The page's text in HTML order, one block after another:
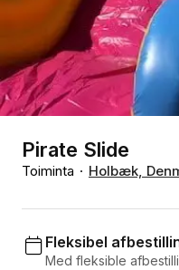
Pirate Slide
Toiminta Holbæk,
Fleksibel
Med fleksible